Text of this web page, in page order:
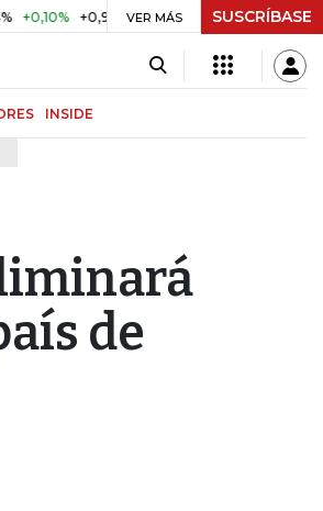
+0,98% UVR $ 416,91 +$ 0,05 +0,01%
VER MÁS SUSCRÍBASE
INSIDE
de